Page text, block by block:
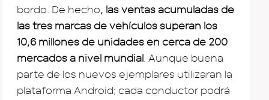
bordo. De hecho, las ventas acumuladas de
las tres marcas de vehículos superan los
10,6 millones de unidades en cerca de 200
mercados a nivel mundial . Aunque buena
parte de los nuevos ejemplares utilizaran la
plataforma Android; cada conductor podrá